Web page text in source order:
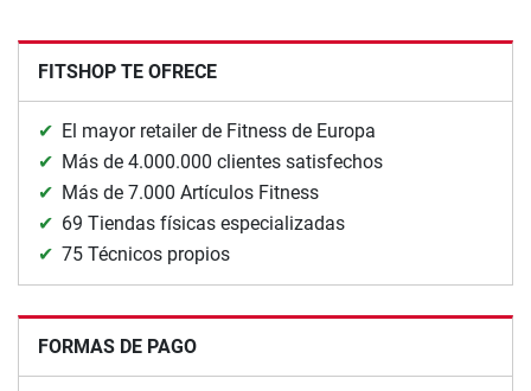
FITSHOP TE OFRECE
El mayor retailer de Fitness de Europa
Más de 4.000.000 clientes satisfechos
Más de 7.000 Artículos Fitness
69 Tiendas físicas especializadas
75 Técnicos propios
FORMAS DE PAGO